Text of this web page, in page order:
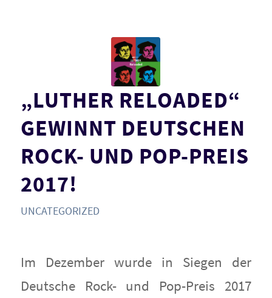
„LUTHER RELOADED“
GEWINNT DEUTSCHEN
ROCK- UND POP-PREIS
2017!
UNCATEGORIZED
Im Dezember wurde in Siegen der
Deutsche Rock- und Pop-Preis 2017